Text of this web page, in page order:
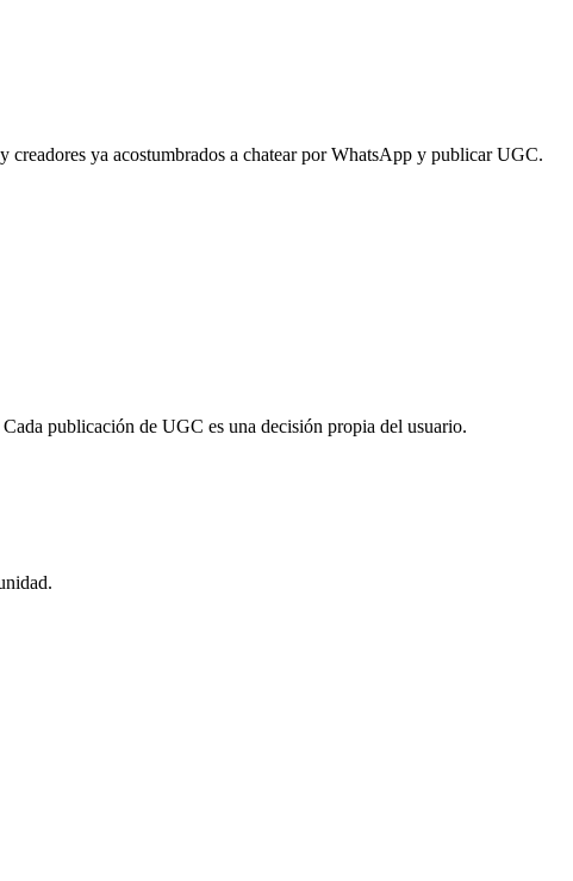
ya acostumbrados a chatear por WhatsApp y publicar UGC.
publicación de UGC es una decisión propia del usuario.